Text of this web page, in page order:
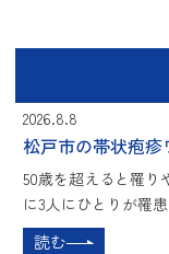
2026.8.8
松戸市の帯状疱疹
50歳を超えると罹り
に3人にひとりが罹
読む